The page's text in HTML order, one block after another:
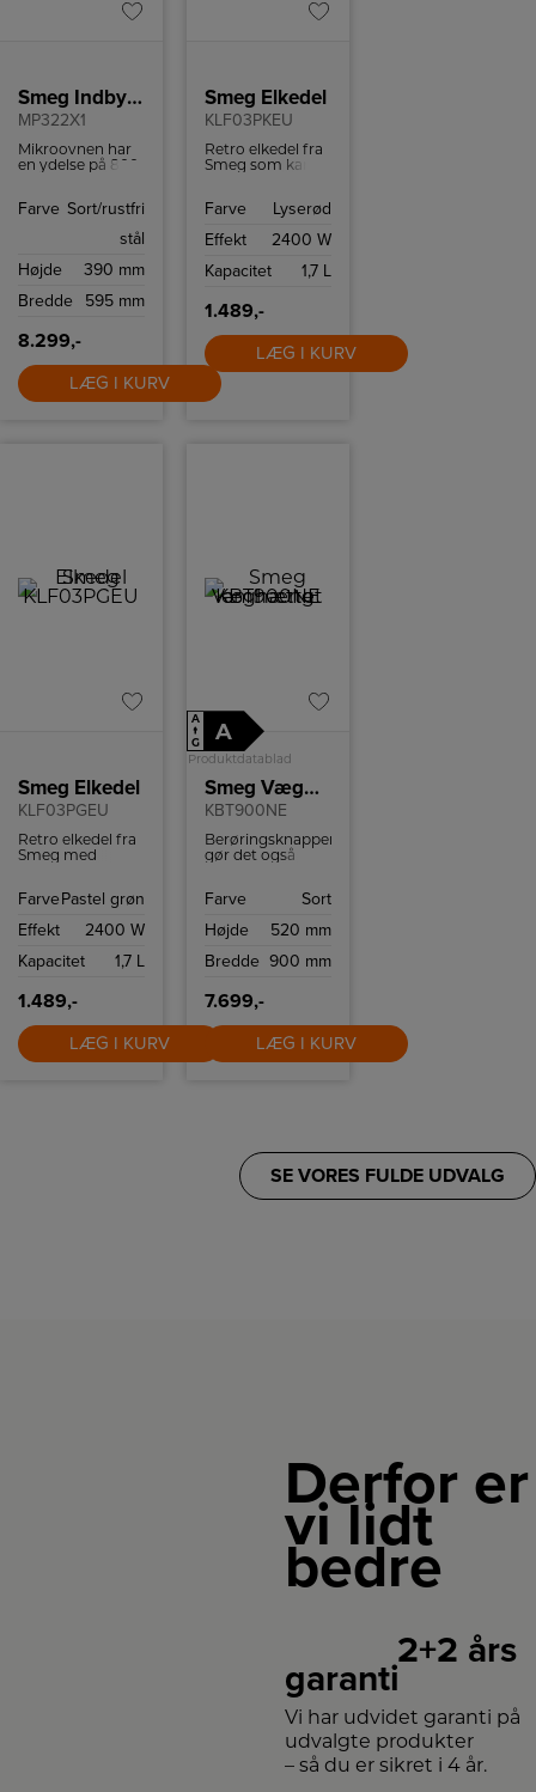
Smeg Indbygningsmikroovn
MP322X1
Mikroovnen har
en ydelse på 800
Farve Sort/rustfri
stål
Højde
390 mm
Bredde
595 mm
8.299,-
LÆG I KURV
Smeg Elkedel
KLF03PKEU
Retro elkedel fra
Smeg som kan
tørkogningssikring
ved 100ºC.
Farve
Lyserød
Effekt
2400 W
Kapacitet
1,7 L
1.489,-
LÆG I KURV
Smeg Elkedel
KLF03PGEU
Retro elkedel fra
Smeg med
2400 W motor,
vandet på ingen
FarvePastel grøn
Effekt
2400 W
Kapacitet
1,7 L
1.489,-
LÆG I KURV
A
↑
G
A
Produktdatablad
Smeg Væghængt emhætte
KBT900NE
Berøringsknapperne
gør det også
dine
Farve
Sort
Højde
520 mm
Bredde 900 mm
7.699,-
LÆG I KURV
SE VORES FULDE UDVALG
Derfor er
vi lidt
bedre
2+2 års
garanti
Vi har udvidet garanti på
udvalgte produkter
– så du er sikret i 4 år.